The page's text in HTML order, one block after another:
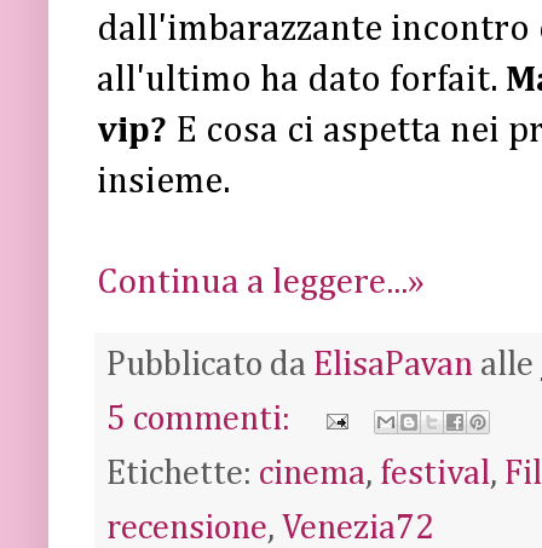
dall'imbarazzante incontro
all'ultimo ha dato forfait.
vip? E cosa ci aspetta nei
insieme.
Continua a leggere...»
Pubblicato da ElisaPavan alle
5 commenti:
Etichette: cinema, festival,
recensione, Venezia72